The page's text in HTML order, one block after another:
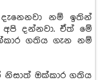
නම් ඉතින්
දන්නවා. ඒත් මේ
ගතිය ගැන නම්
නිසාත් ඔක්කාර ගතිය